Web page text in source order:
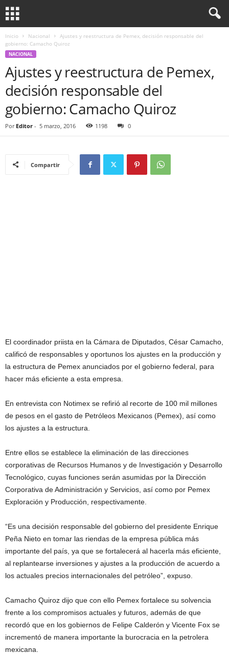
Inicio Nacional
Ajustes y reestructura de Pemex, decisión responsable del
gobierno: Camacho Quiroz
NACIONAL
Ajustes y reestructura de Pemex,
decisión responsable del
gobierno: Camacho Quiroz
Por Editor - 5 marzo, 2016 1198 0
Compartir
El coordinador priista en la Cámara de Diputados, César Camacho,
calificó de responsables y oportunos los ajustes en la producción y
la estructura de Pemex anunciados por el gobierno federal, para
hacer más eficiente a esta empresa.
En entrevista con Notimex se refirió al recorte de 100 mil millones
de pesos en el gasto de Petróleos Mexicanos (Pemex), así como
los ajustes a la estructura.
Entre ellos se establece la eliminación de las direcciones
corporativas de Recursos Humanos y de Investigación y Desarrollo
Tecnológico, cuyas funciones serán asumidas por la Dirección
Corporativa de Administración y Servicios, así como por Pemex
Exploración y Producción, respectivamente.
“Es una decisión responsable del gobierno del presidente Enrique
Peña Nieto en tomar las riendas de la empresa pública más
importante del país, ya que se fortalecerá al hacerla más eficiente,
al replantearse inversiones y ajustes a la producción de acuerdo a
los actuales precios internacionales del petróleo”, expuso.
Camacho Quiroz dijo que con ello Pemex fortalece su solvencia
frente a los compromisos actuales y futuros, además de que
recordó que en los gobiernos de Felipe Calderón y Vicente Fox se
incrementó de manera importante la burocracia en la petrolera
mexicana.